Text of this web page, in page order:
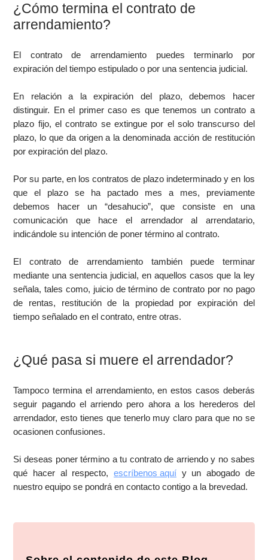
¿Cómo termina el contrato de
arrendamiento?
El contrato de arrendamiento puedes terminarlo por
expiración del tiempo estipulado o por una sentencia judicial.
En relación a la expiración del plazo, debemos hacer
distinguir. En el primer caso es que tenemos un contrato a
plazo fijo, el contrato se extingue por el solo transcurso del
plazo, lo que da origen a la denominada acción de restitución
por expiración del plazo.
Por su parte, en los contratos de plazo indeterminado y en los
que el plazo se ha pactado mes a mes, previamente
debemos hacer un “desahucio”, que consiste en una
comunicación que hace el arrendador al arrendatario,
indicándole su intención de poner término al contrato.
El contrato de arrendamiento también puede terminar
mediante una sentencia judicial, en aquellos casos que la ley
señala, tales como, juicio de término de contrato por no pago
de rentas, restitución de la propiedad por expiración del
tiempo señalado en el contrato, entre otras.
¿Qué pasa si muere el arrendador?
Tampoco termina el arrendamiento, en estos casos deberás
seguir pagando el arriendo pero ahora a los herederos del
arrendador, esto tienes que tenerlo muy claro para que no se
ocasionen confusiones.
Si deseas poner término a tu contrato de arriendo y no sabes
qué hacer al respecto, escríbenos aquíy un abogado de
nuestro equipo se pondrá en contacto contigo a la brevedad.